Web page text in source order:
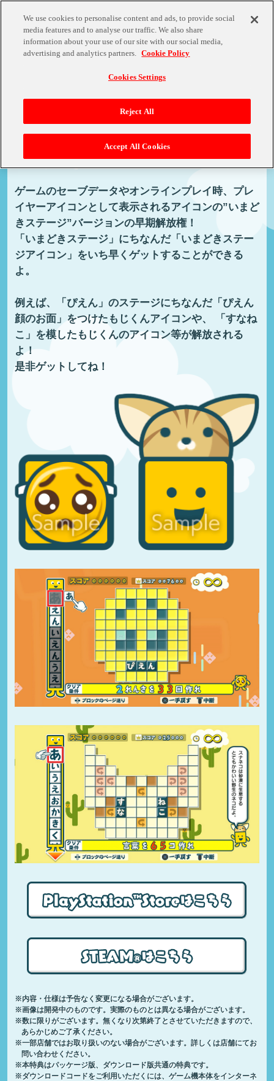
いまどきアイコンセット早期解放権
ゲームのセーブデータやオンラインプレイ時、 プレ
イヤーアイコンとして表示されるアイコンの”いまど
きステージ”バージョンの早期解放権！
「いまどきステージ」にちなんだ「いまどきステー
ジアイコン」をいち早くゲットすることができる
よ。
例えば、「ぴえん」のステージにちなんだ「ぴえん
顔のお面」をつけたもじくんアイコンや、
「すなね
こ」を模したもじくんのアイコン等が解放される
よ！
是非ゲットしてね！
※内容・仕様は予告なく変更になる場合がございます。
※画像は開発中のものです。実際のものとは異なる場合がございます。
※数に限りがございます。無くなり次第終了とさせていただきますので、
あらかじめご了承ください。
※一部店舗ではお取り扱いのない場合がございます。詳しくは店舗にてお
問い合わせください。
※本特典はパッケージ版、ダウンロード版共通の特典です。
※ダウンロードコードをご利用いただくには、ゲーム機本体をインターネ
We use cookies to personalise content and ads, to provide social
media features and to analyse our traffic. We also share
information about your use of our site with our social media,
advertising and analytics partners. Cookie Policy
Cookies Settings
Reject All
Accept All Cookies